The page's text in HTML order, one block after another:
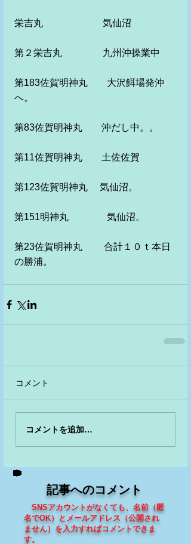
栄吉丸　　　　　　 気仙沼
第２栄吉丸　　　　 九州沖操業中
第183佐賀明神丸　　大沢餌場発沖
へ。
第83佐賀明神丸　　沖だし中。。
第11佐賀明神丸　　土佐佐賀
第123佐賀明神丸　 気仙沼。
第151明神丸　　　　気仙沼。
第23佐賀明神丸　　 合計１０ｔ本日
の勝浦。
コメント
コメントを追加…
記事へのコメント
SNSアカウントがなくても、 名前（匿
名でOK）とメールアドレス（公開され
ません）を入力すればコメントできま
す。